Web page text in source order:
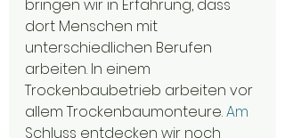
bringen wir in Erfahrung, dass
dort Menschen mit
unterschiedlichen Berufen
arbeiten. In einem
Trockenbaubetrieb arbeiten vor
allem Trockenbaumonteure. Am
Schluss entdecken wir noch